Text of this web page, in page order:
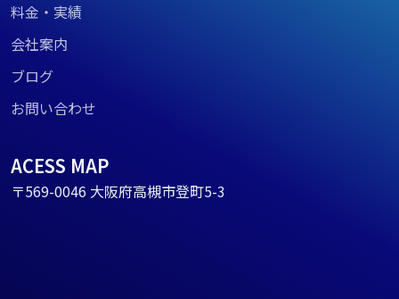
料金・実績
会社案内
ブログ
お問い合わせ
ACESS MAP
〒569-0046 大阪府高槻市登町5-3